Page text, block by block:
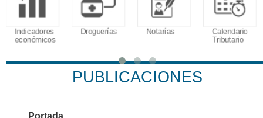
Indicadores
económicos
Droguerías Notarías
Calendario
Tributario
PUBLICACIONES